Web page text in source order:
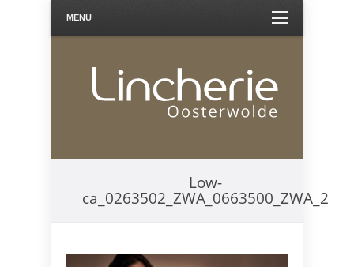
MENU
Low-
ca_0263502_ZWA_0663500_ZWA_2